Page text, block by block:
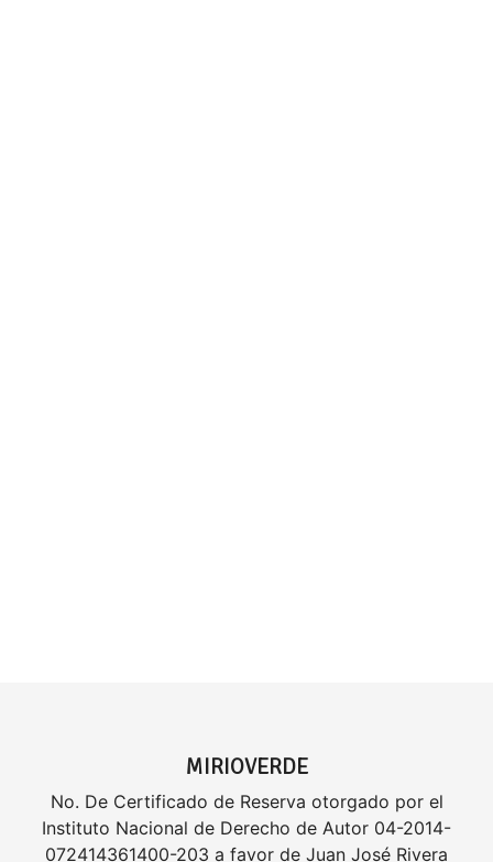
MIRIOVERDE
No. De Certificado de Reserva otorgado por el
Instituto Nacional de Derecho de Autor 04-2014-
072414361400-203 a favor de Juan José Rivera